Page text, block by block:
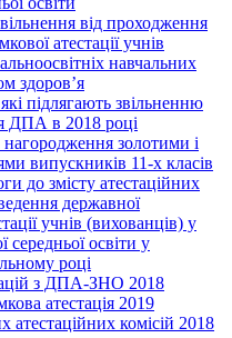
від проходження
атестації учнів
навчальних
здоров’я
підлягають звільненню
ДПА в 2018 році
золотими і
випускників 11-х класів
до змісту атестаційних
державної
учнів (вихованців) у
середньої освіти у
році
з ДПА-ЗНО 2018
атестація 2019
атестаційних комісій 2018